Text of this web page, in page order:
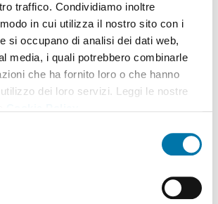
traffico. Condividiamo inoltre
in cui utilizza il nostro sito con i
si occupano di analisi dei dati web,
media, i quali potrebbero combinarle
che ha fornito loro o che hanno
dei loro servizi. Leggi le nostre